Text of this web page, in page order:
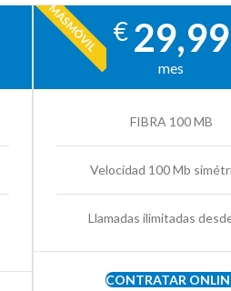
MÁSMÓVIL € 29,99
mes
FIBRA 100 MB
Velocidad 100 Mb
Llamadas ilimitadas
CONTRATAR